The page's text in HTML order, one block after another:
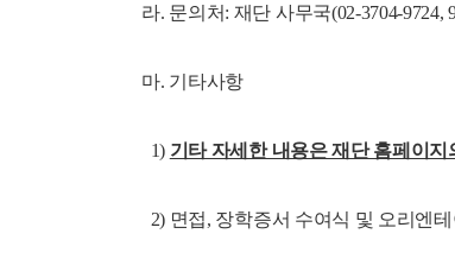
라. 문의처: 재단 사무국(02-3704-9724,
마. 기타사항
1) 기타 자세한 내용은 재단 홈페이
2) 면접, 장학증서 수여식 및 오리엔